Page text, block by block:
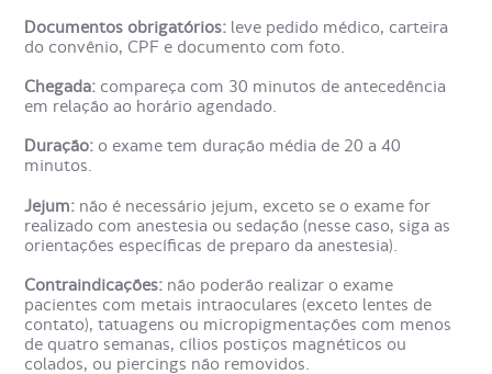
Coluna Cervical?
O exame é realizado na máquina de ressonância
magnética. O paciente deita em uma maca que desliza
diferentes estruturas. É necessário permanecer imóvel por
alguns minutos durante o exame. O equipamento é seguro,
magnética funciona à base de ímãs poderosos, criando um
campo magnético que permite a composição de imagens
detalhadas e, por isso, deve-se remover objetos metálicos
qualidade das imagens são as ondas de radiofrequência
emitidas pela máquina.
Para que serve o exame de
Documentos obrigatórios: leve pedido médico, carteira
do convênio, CPF e documento com foto.
Chegada: compareça com 30 minutos de antecedência
em relação ao horário agendado.
Duração: o exame tem duração média de 20 a 40
minutos.
Jejum: não é necessário jejum, exceto se o exame for
realizado com anestesia ou sedação (nesse caso, siga as
orientações específicas de preparo da anestesia).
Contraindicações: não poderão realizar o exame
pacientes com metais intraoculares (exceto lentes de
contato), tatuagens ou micropigmentações com menos
de quatro semanas, cílios postiços magnéticos ou
colados, ou piercings não removidos.